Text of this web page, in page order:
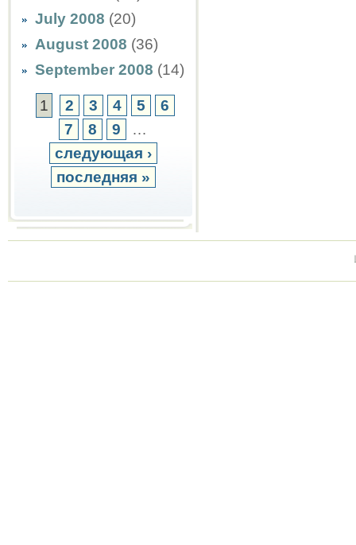
July 2008 (20)
August 2008 (36)
September 2008 (14)
1 2 3 4 5
6
7
8 9
…
следующая ›
последняя »